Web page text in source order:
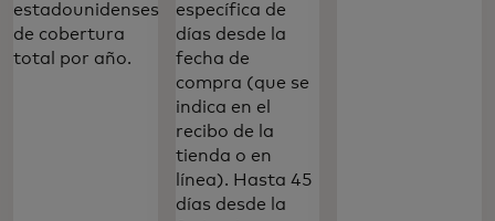
Protegé tu negocio. Preparate para lo
inesperado con los beneficios de
estadounidenses
de cobertura
total por año.
específica de
días desde la
fecha de
compra (que se
indica en el
recibo de la
tienda o en
línea). Hasta 45
días desde la